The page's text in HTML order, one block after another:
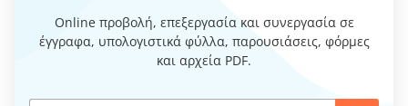
Online προβολή, επεξεργασία και συνεργασία σε
έγγραφα, υπολογιστικά φύλλα, παρουσιάσεις, φόρμες
και αρχεία PDF.